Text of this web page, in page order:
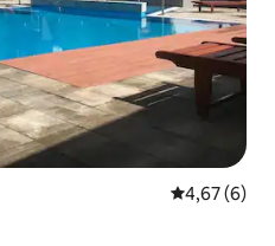
Évaluation
4,67 (6)